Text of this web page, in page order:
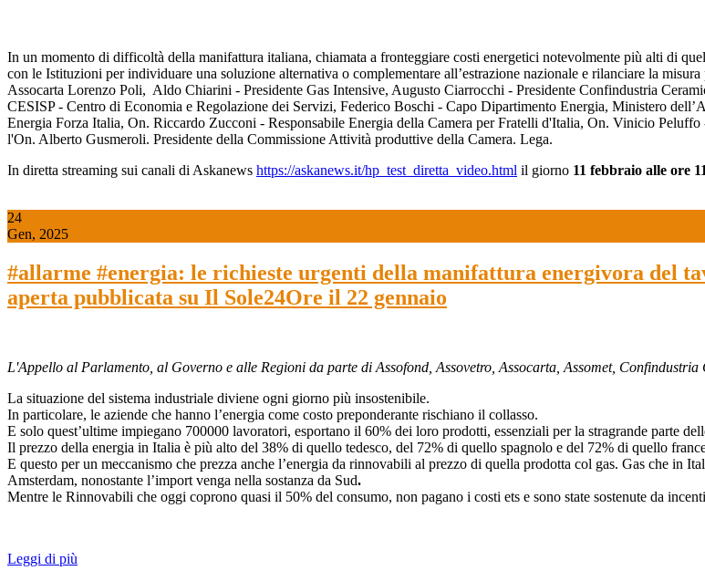
In un momento di difficoltà della manifattura italiana, chiamata a fronteggiare costi energetici notevolmente più alti di
con le Istituzioni per individuare una soluzione alternativa o complementare all’estrazione nazionale e rilanciare la
Assocarta Lorenzo Poli, Aldo Chiarini - Presidente Gas Intensive, Augusto Ciarrocchi - Presidente Confindustria
CESISP - Centro di Economia e Regolazione dei Servizi, Federico Boschi - Capo Dipartimento Energia, Ministero
Energia Forza Italia, On. Riccardo Zucconi - Responsabile Energia della Camera per Fratelli d'Italia, On. Vinicio
l'On. Alberto Gusmeroli. Presidente della Commissione Attività produttive della Camera. Lega.
In diretta streaming sui canali di Askanews https://askanews.it/hp_test_diretta_video.html il giorno 11 febbraio alle ore
24
Gen, 2025
#allarme #energia: le richieste urgenti della manifattura energivora del
aperta pubblicata su Il Sole24Ore il 22 gennaio
L'Appello al Parlamento, al Governo e alle Regioni da parte di Assofond, Assovetro, Assocarta, Assomet,
La situazione del sistema industriale diviene ogni giorno più insostenibile.
In particolare, le aziende che hanno l’energia come costo preponderante rischiano il collasso.
E solo quest’ultime impiegano 700000 lavoratori, esportano il 60% dei loro prodotti, essenziali per la stragrande parte
Il prezzo della energia in Italia è più alto del 38% di quello tedesco, del 72% di quello spagnolo e del 72% di quello
E questo per un meccanismo che prezza anche l’energia da rinnovabili al prezzo di quella prodotta col gas. Gas che in
Amsterdam, nonostante l’import venga nella sostanza da Sud.
Mentre le Rinnovabili che oggi coprono quasi il 50% del consumo, non pagano i costi ets e sono state sostenute da
Leggi di più